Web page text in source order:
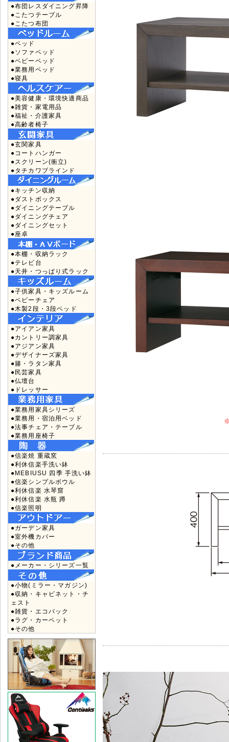
●布団レスダイニング昇降
●こたつテーブル
●こたつ布団
●ベッド
●ソファベッド
●ベビーベッド
●業務用ベッド
●寝具
●美容健康・環境快適商品
●雑貨・家電用品
●福祉・介護家具
●高齢者椅子
●玄関家具
●コートハンガー
●スクリーン(衝立)
●タチカワブラインド
●キッチン収納
●ダストボックス
●ダイニングテーブル
●ダイニングチェア
●ダイニングセット
●座卓
●本棚・収納ラック
●テレビ台
●天井・つっぱり式ラック
●子供家具・キッズルーム
●ベビーチェア
●木製2段・3段ベッド
●アイアン家具
●カントリー調家具
●アジアン家具
●デザイナーズ家具
●籐・ラタン家具
●民芸家具
●仏壇台
●ドレッサー
●業務用家具シリーズ
●業務用・宿泊用ベッド
●法事チェア・テーブル
●業務用座椅子
●信楽焼 重蔵窯
●利休信楽手洗い鉢
●MEBIUSU 四季 手洗い鉢
●信楽シンプルボウル
●利休信楽 水琴窟
●利休信楽 水瓶 蹲
●信楽照明
●ガーデン家具
●室外機カバー
●その他
●メーカー・シリーズ一覧
●小物(ミラー・マガジン)
●収納・キャビネット・チ
ェスト
●雑貨・エコバック
●ラグ・カーペット
●その他